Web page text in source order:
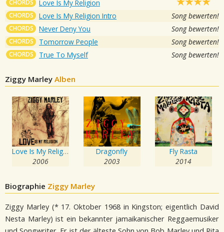
CHORDS Love Is My Religion
CHORDS Love Is My Religion Intro Song bewerten!
CHORDS Never Deny You Song bewerten!
CHORDS Tomorrow People Song bewerten!
CHORDS True To Myself Song bewerten!
Ziggy Marley Alben
Love Is My Religion
2006
Dragonfly
2003
Fly Rasta
2014
Biographie Ziggy Marley
Ziggy Marley (* 17. Oktober 1968 in Kingston; eigentlich David
Nesta Marley) ist ein bekannter jamaikanischer Reggaemusiker